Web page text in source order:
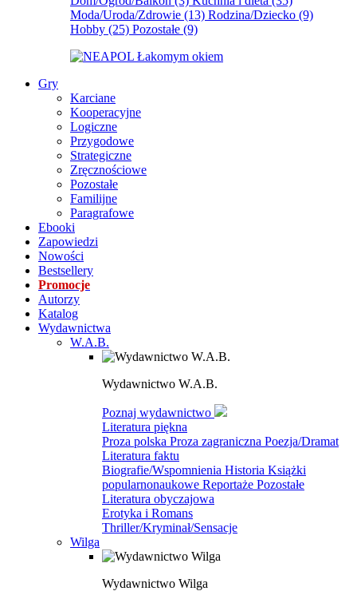
Moda/Uroda/Zdrowie (13) Rodzina/Dziecko (9)
Hobby (25) Pozostałe (9)
Gry
Karciane
Kooperacyjne
Logiczne
Przygodowe
Strategiczne
Zręcznościowe
Pozostałe
Familijne
Paragrafowe
Ebooki
Zapowiedzi
Nowości
Bestsellery
Promocje
Autorzy
Katalog
Wydawnictwa
W.A.B.
Wydawnictwo W.A.B.
Poznaj wydawnictwo
Literatura piękna
Proza polska Proza zagraniczna Poezja/Dramat
Literatura faktu
Biografie/Wspomnienia Historia Książki
popularnonaukowe Reportaże Pozostałe
Literatura obyczajowa
Erotyka i Romans
Thriller/Kryminał/Sensacje
Wilga
Wydawnictwo Wilga